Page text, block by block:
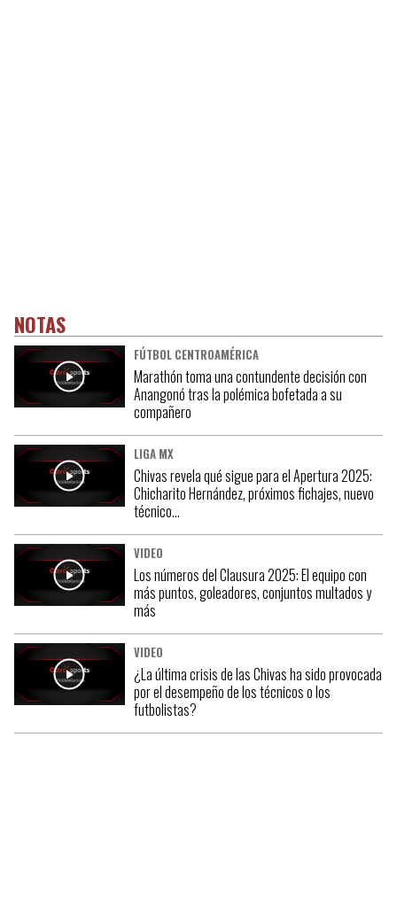
NOTAS
FÚTBOL CENTROAMÉRICA
Marathón toma una contundente decisión con
Anangonó tras la polémica bofetada a su
compañero
LIGA MX
Chivas revela qué sigue para el Apertura 2025:
Chicharito Hernández, próximos fichajes, nuevo
técnico…
VIDEO
Los números del Clausura 2025: El equipo con
más puntos, goleadores, conjuntos multados y
más
VIDEO
¿La última crisis de las Chivas ha sido provocada
por el desempeño de los técnicos o los
futbolistas?